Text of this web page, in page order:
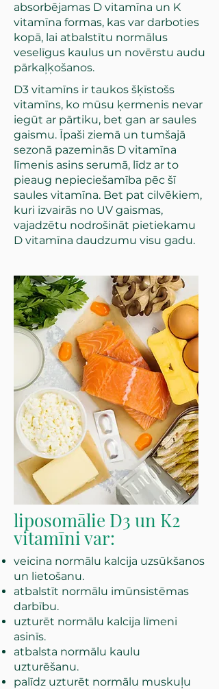
absorbējamas D vitamīna un K
vitamīna formas, kas var darboties
kopā, lai atbalstītu normālus
veselīgus kaulus un novērstu audu
pārkaļķošanos.
D3 vitamīns ir taukos šķīstošs
vitamīns, ko mūsu ķermenis nevar
iegūt ar pārtiku, bet gan ar saules
gaismu. Īpaši ziemā un tumšajā
sezonā pazeminās D vitamīna
līmenis asins serumā, līdz ar to
pieaug nepieciešamība pēc šī
saules vitamīna. Bet pat cilvēkiem,
kuri izvairās no UV gaismas,
vajadzētu nodrošināt pietiekamu
D vitamīna daudzumu visu gadu.
liposomālie D3 un K2
vitamīni var:
veicina normālu kalcija uzsūkšanos
un lietošanu.
atbalstīt normālu imūnsistēmas
darbību.
uzturēt normālu kalcija līmeni
asinīs.
atbalsta normālu kaulu
uzturēšanu.
palīdz uzturēt normālu muskuļu